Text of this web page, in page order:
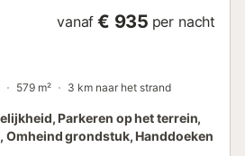
vanaf € 935 per nacht
579 m² 3 km naar het strand
Parkeren op het terrein,
grondstuk, Handdoeken